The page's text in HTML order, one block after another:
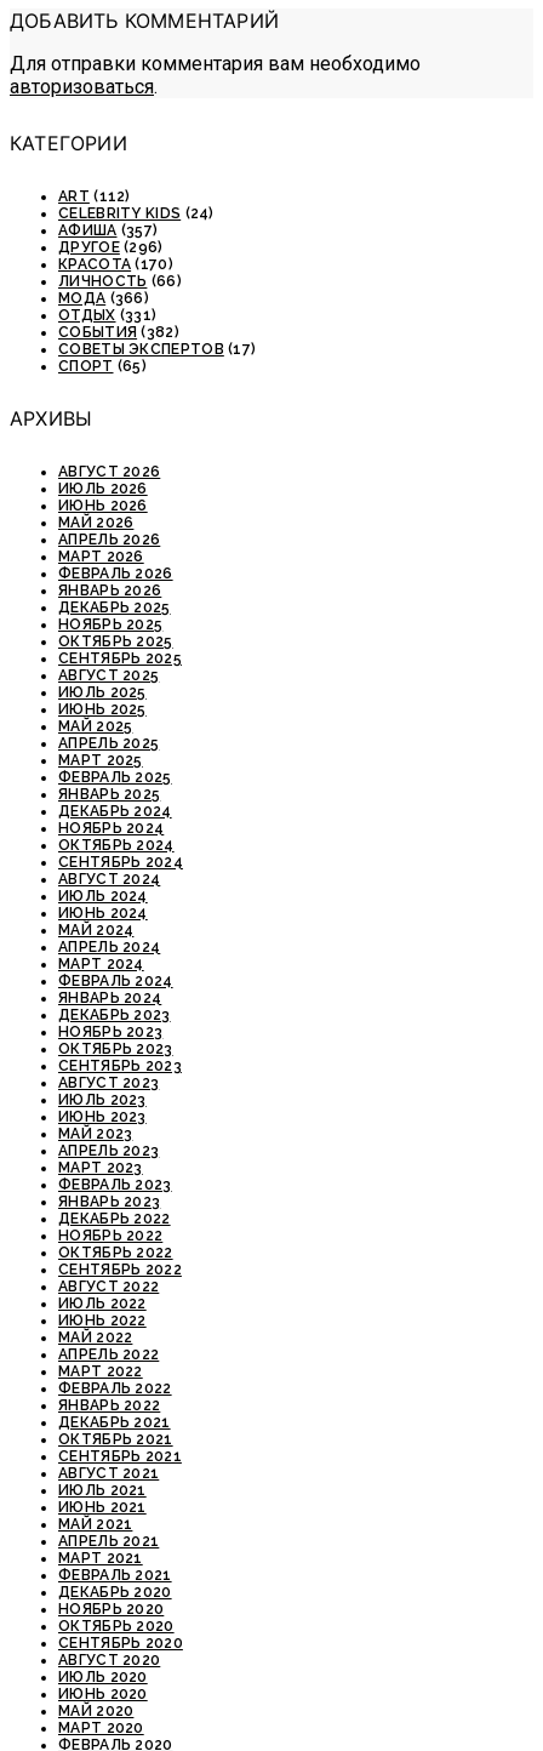
ДОБАВИТЬ КОММЕНТАРИЙ
Для отправки комментария вам необходимо
авторизоваться.
КАТЕГОРИИ
ART (112)
CELEBRITY KIDS (24)
АФИША (357)
ДРУГОЕ(296)
КРАСОТА (170)
ЛИЧНОСТЬ (66)
МОДА (366)
ОТДЫХ (331)
СОБЫТИЯ (382)
СОВЕТЫ ЭКСПЕРТОВ (17)
СПОРТ (65)
АРХИВЫ
АВГУСТ 2026
ИЮЛЬ 2026
ИЮНЬ 2026
МАЙ 2026
АПРЕЛЬ 2026
МАРТ 2026
ФЕВРАЛЬ 2026
ЯНВАРЬ 2026
ДЕКАБРЬ 2025
НОЯБРЬ 2025
ОКТЯБРЬ 2025
СЕНТЯБРЬ 2025
АВГУСТ 2025
ИЮЛЬ 2025
ИЮНЬ 2025
МАЙ 2025
АПРЕЛЬ 2025
МАРТ 2025
ФЕВРАЛЬ 2025
ЯНВАРЬ 2025
ДЕКАБРЬ 2024
НОЯБРЬ 2024
ОКТЯБРЬ 2024
СЕНТЯБРЬ 2024
АВГУСТ 2024
ИЮЛЬ 2024
ИЮНЬ 2024
МАЙ 2024
АПРЕЛЬ 2024
МАРТ 2024
ФЕВРАЛЬ 2024
ЯНВАРЬ 2024
ДЕКАБРЬ 2023
НОЯБРЬ 2023
ОКТЯБРЬ 2023
СЕНТЯБРЬ 2023
АВГУСТ 2023
ИЮЛЬ 2023
ИЮНЬ 2023
МАЙ 2023
АПРЕЛЬ 2023
МАРТ 2023
ФЕВРАЛЬ 2023
ЯНВАРЬ 2023
ДЕКАБРЬ 2022
НОЯБРЬ 2022
ОКТЯБРЬ 2022
СЕНТЯБРЬ 2022
АВГУСТ 2022
ИЮЛЬ 2022
ИЮНЬ 2022
МАЙ 2022
АПРЕЛЬ 2022
МАРТ 2022
ФЕВРАЛЬ 2022
ЯНВАРЬ 2022
ДЕКАБРЬ 2021
ОКТЯБРЬ 2021
СЕНТЯБРЬ 2021
АВГУСТ 2021
ИЮЛЬ 2021
ИЮНЬ 2021
МАЙ 2021
АПРЕЛЬ 2021
МАРТ 2021
ФЕВРАЛЬ 2021
ДЕКАБРЬ 2020
НОЯБРЬ 2020
ОКТЯБРЬ 2020
СЕНТЯБРЬ 2020
АВГУСТ 2020
ИЮЛЬ 2020
ИЮНЬ 2020
МАЙ 2020
МАРТ 2020
ФЕВРАЛЬ 2020